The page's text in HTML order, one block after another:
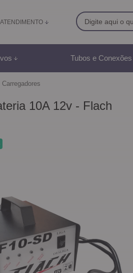
ATENDIMENTO
(48) 2102-9500
(48) 991887507
sac@canfer.com.br
Atendimento Online
Tubos e Conexões
Carregadores
10A 12v - Flach